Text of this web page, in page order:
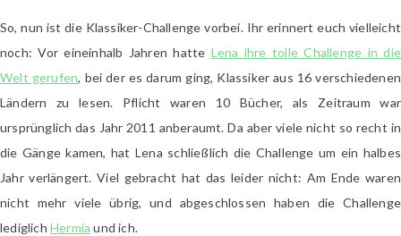
war
So, nun ist die Klassiker-Challenge vorbei. Ihr erinnert euch vielleicht
noch: Vor eineinhalb Jahren hatte Lena ihre tolle Challenge in die
Welt gerufen, bei der es darum ging, Klassiker aus 16 verschiedenen
Ländern zu lesen. Pflicht waren 10 Bücher, als Zeitraum war
ursprünglich das Jahr 2011 anberaumt. Da aber viele nicht so recht in
die Gänge kamen, hat Lena schließlich die Challenge um ein halbes
Jahr verlängert. Viel gebracht hat das leider nicht: Am Ende waren
nicht mehr viele übrig, und abgeschlossen haben die Challenge
lediglichHermia und ich.